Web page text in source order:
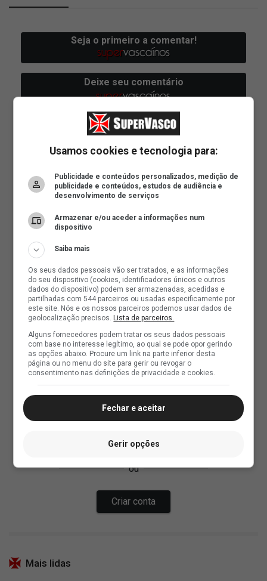
Mais lidas
Usamos cookies e tecnologia para:
Publicidade e conteúdos personalizados, medição de
publicidade e conteúdos, estudos de audiência e
desenvolvimento de serviços
Armazenar e/ou aceder a informações num
dispositivo
Saiba mais
Os seus dados pessoais vão ser tratados, e as informações
do seu dispositivo (cookies, identificadores únicos e outros
dados do dispositivo) podem ser armazenadas, acedidas e
partilhadas com 544 parceiros ou usadas especificamente por
este site. Nós e os nossos parceiros podemos usar dados de
geolocalização precisos.Lista de parceiros.
Alguns fornecedores podem tratar os seus dados pessoais
com base no interesse legítimo, ao qual se pode opor gerindo
as opções abaixo. Procure um link na parte inferior desta
página ou no menu do site para gerir ou revogar o
consentimento nas definições de privacidade e cookies.
Fechar e aceitar
Gerir opções